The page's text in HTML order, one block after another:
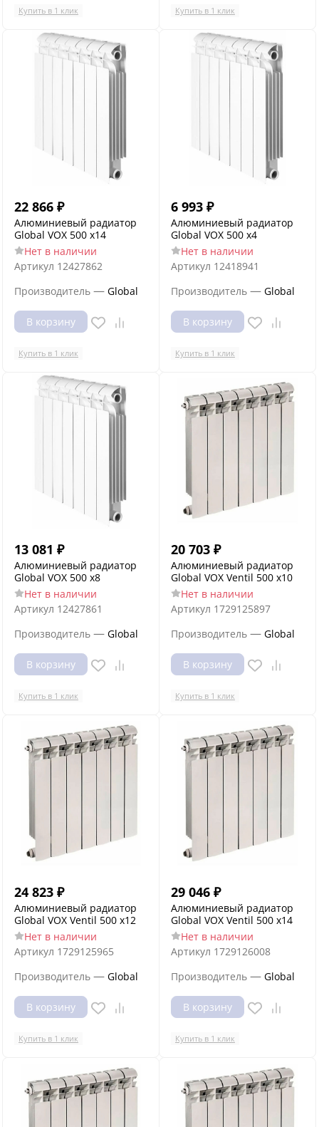
Купить в 1 клик Купить в 1 клик
22 866 ₽
Алюминиевый радиатор
Global VOX 500 x14
Нет в наличии
Артикул 12427862
Производитель — Global
В корзину
Купить в 1 клик
6 993 ₽
Алюминиевый радиатор
Global VOX 500 x4
Нет в наличии
Артикул 12418941
Производитель — Global
В корзину
Купить в 1 клик
13 081 ₽
Алюминиевый радиатор
Global VOX 500 x8
Нет в наличии
Артикул 12427861
Производитель — Global
В корзину
Купить в 1 клик
20 703 ₽
Алюминиевый радиатор
Global VOX Ventil 500 x10
Нет в наличии
Артикул 1729125897
Производитель — Global
В корзину
Купить в 1 клик
24 823 ₽
Алюминиевый радиатор
Global VOX Ventil 500 x12
Нет в наличии
Артикул 1729125965
Производитель — Global
В корзину
Купить в 1 клик
29 046 ₽
Алюминиевый радиатор
Global VOX Ventil 500 x14
Нет в наличии
Артикул 1729126008
Производитель — Global
В корзину
Купить в 1 клик